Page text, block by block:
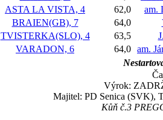
ASTA LA VISTA, 4 62,0
am.
BRAIEN(GB), 7 64,0
TVISTERKA(SLO), 4 63,5
VARADON, 6 64,0 am.
Výrok:
Majitel: PD Senica (SVK),
Kůň č.3